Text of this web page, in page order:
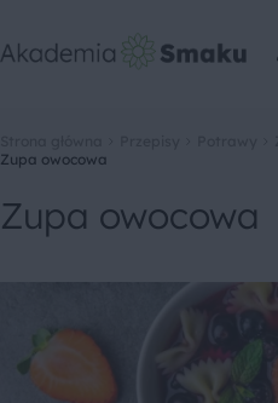
Zupa owocowa
Zupa owocowa